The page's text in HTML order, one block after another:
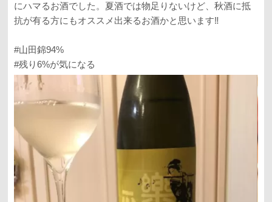
にハマるお酒でした。夏酒では物足りないけど、秋酒に抵
抗が有る方にもオススメ出来るお酒かと思います‼️
#山田錦94%
#残り6%が気になる